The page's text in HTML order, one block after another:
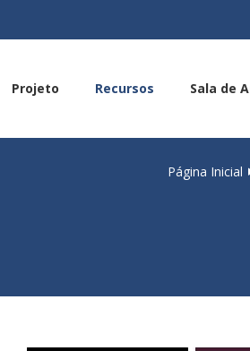
Projeto Recursos Sala de
Página Inicial